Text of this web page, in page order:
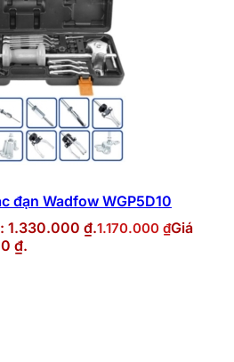
đạn Wadfow WGP5D10
1.330.000 ₫.1.170.000 ₫Giá
₫.